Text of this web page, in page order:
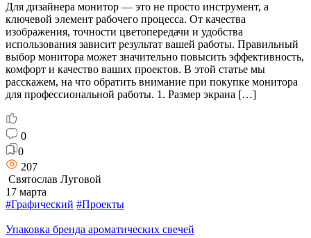
Для дизайнера монитор — это не просто инструмент, а
ключевой элемент рабочего процесса. От качества
изображения, точности цветопередачи и удобства
использования зависит результат вашей работы. Правильный
выбор монитора может значительно повысить эффективность,
комфорт и качество ваших проектов. В этой статье мы
расскажем, на что обратить внимание при покупке монитора
для профессиональной работы. 1. Размер экрана […]
0
0
207
Святослав Луговой
17 марта
#Графический #Проекты
Упаковка бренда ароматических свечей